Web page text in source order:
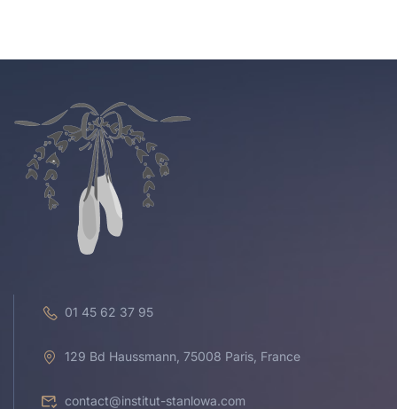
01 45 62 37 95
129 Bd Haussmann, 75008 Paris, France
contact@institut-stanlowa.com